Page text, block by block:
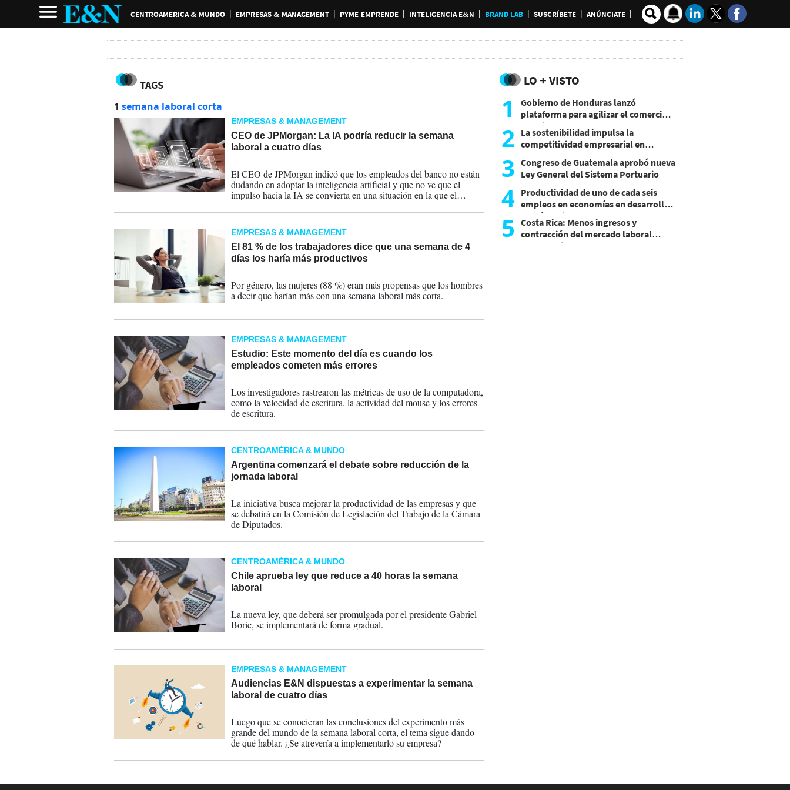
CENTROAMERICA & MUNDO EMPRESAS & MANAGEMENT PYME-EMPRENDE INTELIGENCIA E&N BRAND LAB SUSCRÍBETE ANÚNCIATE
TAGS
1 semana laboral corta
EMPRESAS & MANAGEMENT
CEO de JPMorgan: La IA podría reducir la semana
laboral a cuatro días
El CEO de JPMorgan indicó que los empleados del banco no están
dudando en adoptar la inteligencia artificial y que no ve que el
impulso hacia la IA se convierta en una situación en la que el
EMPRESAS & MANAGEMENT
El 81 % de los trabajadores dice que una semana de 4
días los haría más productivos
Por género, las mujeres (88 %) eran más propensas que los hombres
a decir que harían más con una semana laboral más corta.
EMPRESAS & MANAGEMENT
Estudio: Este momento del día es cuando los
empleados cometen más errores
Los investigadores rastrearon las métricas de uso de la computadora,
como la velocidad de escritura, la actividad del mouse y los errores
de escritura.
CENTROAMÉRICA & MUNDO
Argentina comenzará el debate sobre reducción de la
jornada laboral
La iniciativa busca mejorar la productividad de las empresas y que
se debatirá en la Comisión de Legislación del Trabajo de la Cámara
de Diputados.
CENTROAMÉRICA & MUNDO
Chile aprueba ley que reduce a 40 horas la semana
laboral
La nueva ley, que deberá ser promulgada por el presidente Gabriel
Boric, se implementará de forma gradual.
EMPRESAS & MANAGEMENT
Audiencias E&N dispuestas a experimentar la semana
laboral de cuatro días
Luego que se conocieran las conclusiones del experimento más
grande del mundo de la semana laboral corta, el tema sigue dando
de qué hablar. ¿Se atrevería a implementarlo su empresa?
LO + VISTO
1
Gobierno de Honduras lanzó
plataforma para agilizar el comercio
exterior
2 La sostenibilidad impulsa la
competitividad empresarial en
Guatemala
3 Congreso de Guatemala aprobó nueva
Ley General del Sistema Portuario
4 Productividad de uno de cada seis
empleos en economías en desarrollo
podría mejorar por la IA
5
Costa Rica: Menos ingresos y
contracción del mercado laboral
causan baja del consumo